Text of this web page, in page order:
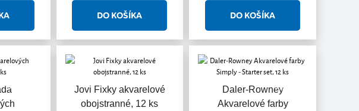
Akcia
Jovi Fixky akvarelové
obojstranné, 12 ks
Daler-Rowney
Akvarelové farby
Akcia